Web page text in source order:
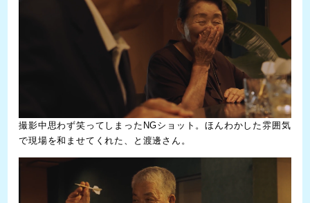
撮影中思わず笑ってしまったNGショット。ほんわかした雰囲気
で現場を和ませてくれた、と渡邊さん。